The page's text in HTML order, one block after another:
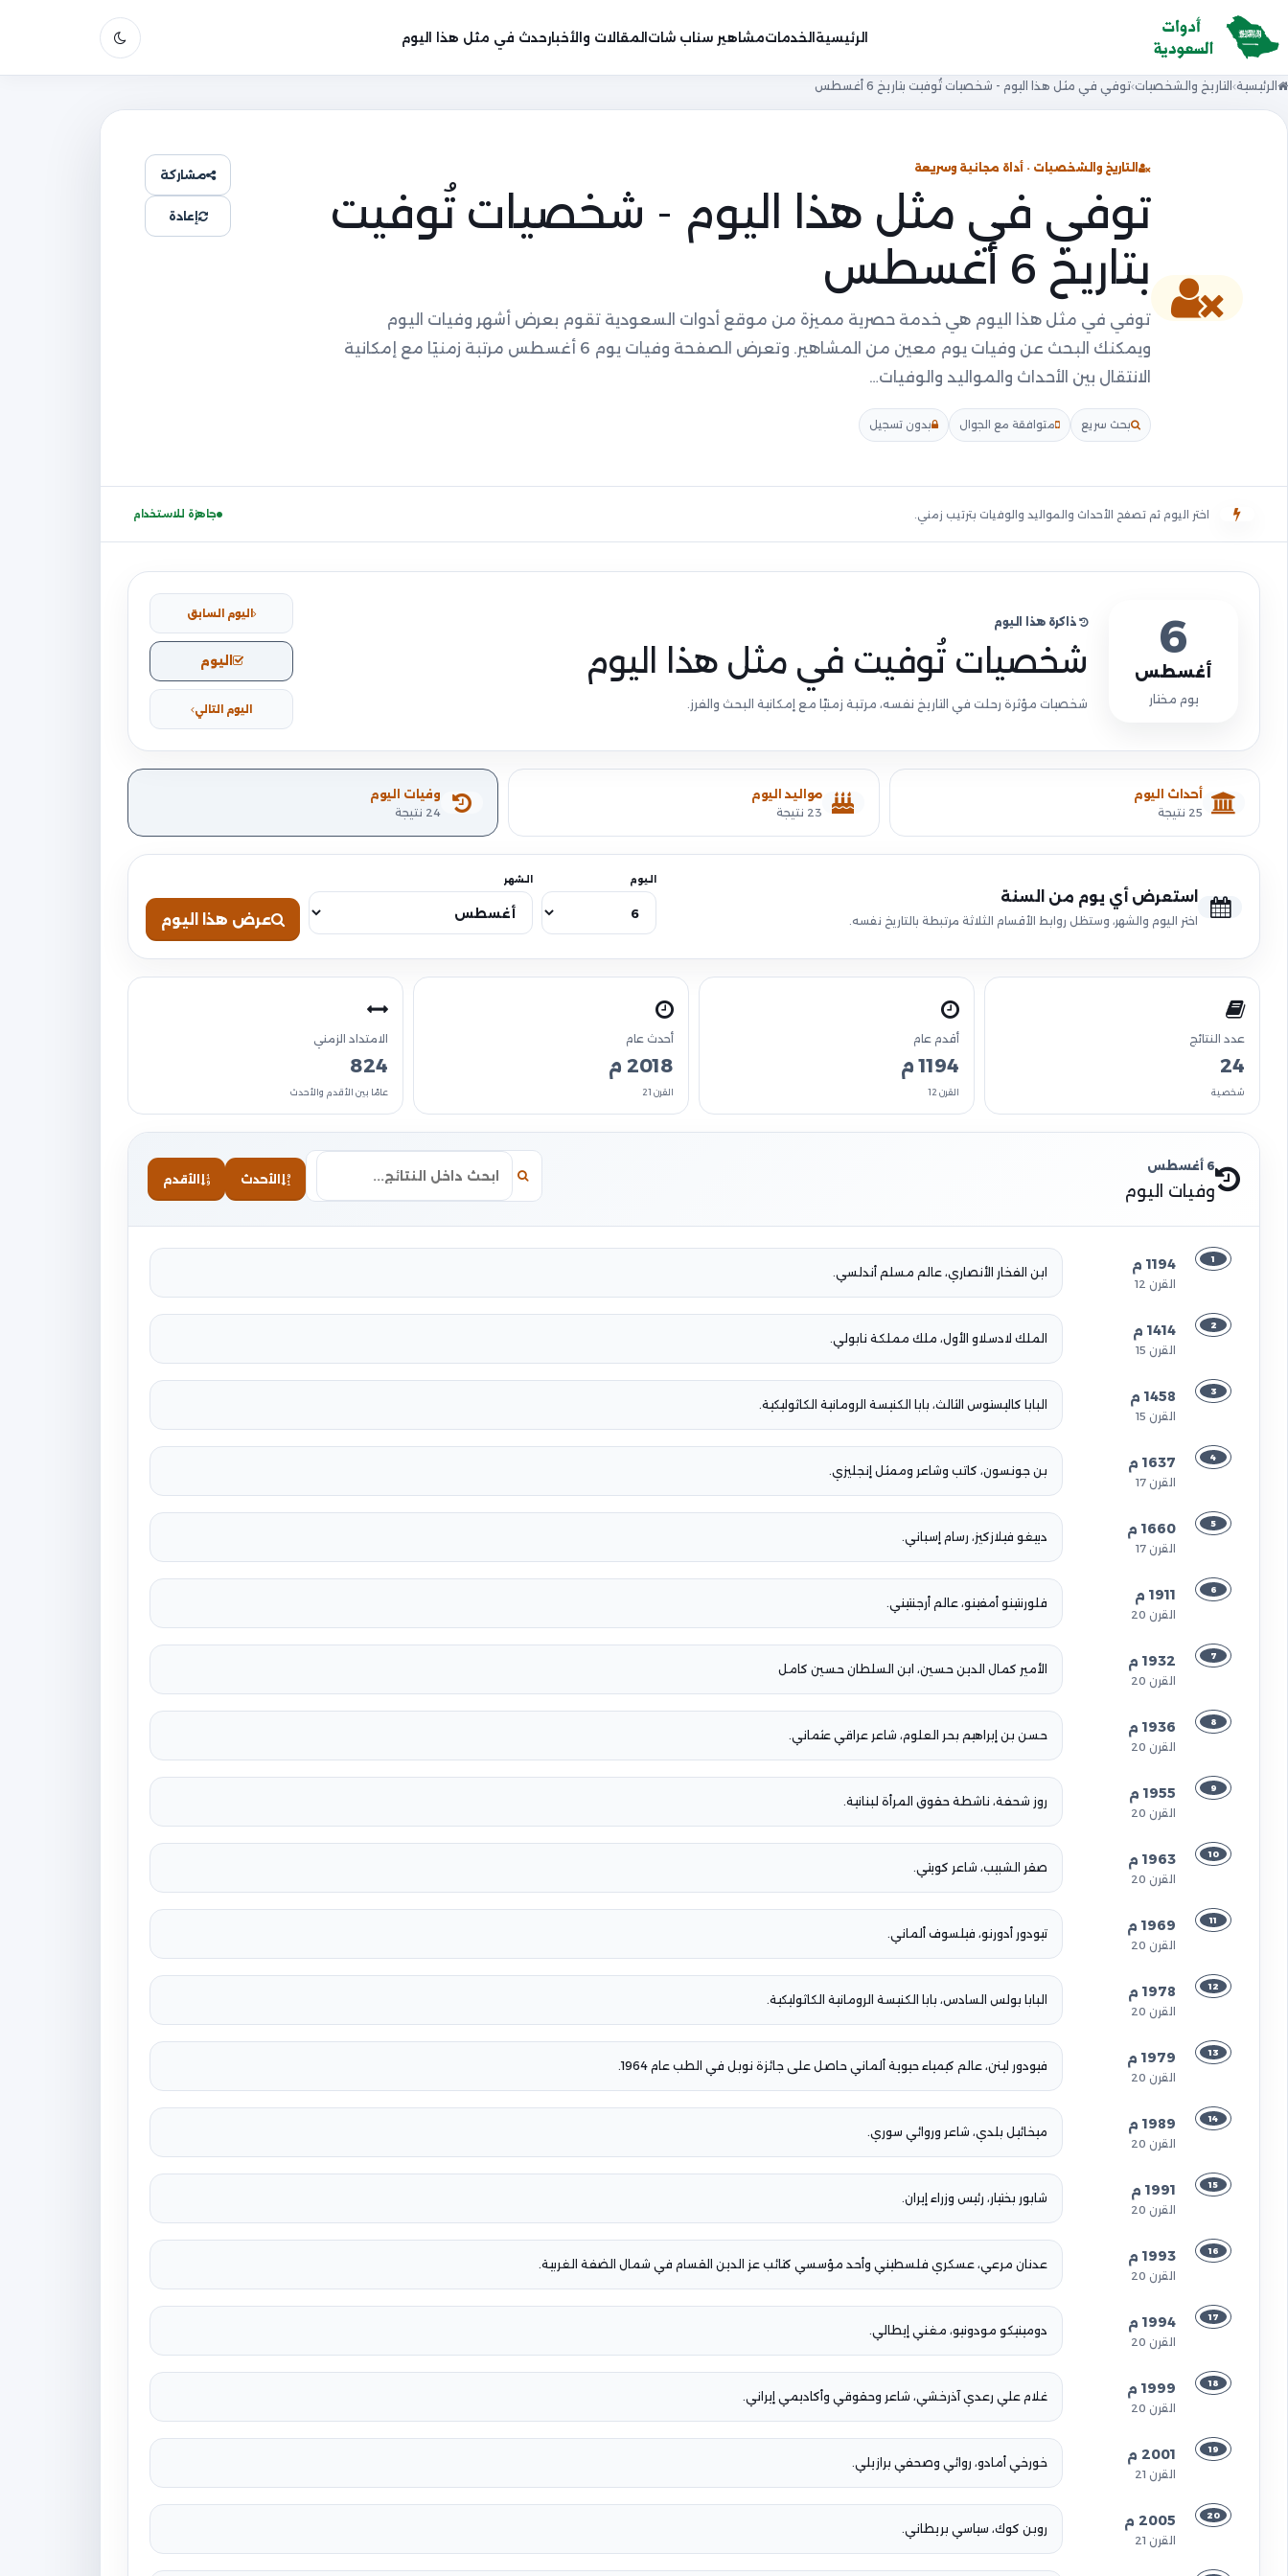
الرئيسية الخدماتمشاهير سناب شات المقالات والأخبارحدث في مثل هذا اليوم
الرئيسية التاريخ والشخصيات توفي في مثل هذا اليوم - شخصيات تُوفيت بتاريخ 6 أغسطس
التاريخ والشخصيات · أداة مجانية وسريعة
توفي في مثل هذا اليوم - شخصيات تُوفيت
بتاريخ 6 أغسطس
توفي في مثل هذا اليوم هي خدمة حصرية مميزة من موقع أدوات السعودية تقوم بعرض أشهر وفيات اليوم
ويمكنك البحث عن وفيات يوم معين من المشاهير. وتعرض الصفحة وفيات يوم 6 أغسطس مرتبة زمنيًا مع إمكانية
الانتقال بين الأحداث والمواليد والوفيات…
بحث سريع متوافقة مع الجوال بدون تسجيل
مشاركة
إعادة
اختر اليوم ثم تصفح الأحداث والمواليد والوفيات بترتيب زمني. جاهزة للاستخدام
6
أغسطس
يوم مختار
ذاكرة هذا اليوم
شخصيات تُوفيت في مثل هذا اليوم
شخصيات مؤثرة رحلت في التاريخ نفسه، مرتبة زمنيًا مع إمكانية البحث والفرز.
اليوم السابق
اليوم
اليوم التالي
أحداث اليوم
25 نتيجة
مواليد اليوم
23 نتيجة
وفيات اليوم
24 نتيجة
استعرض أي يوم من السنة
اختر اليوم والشهر، وستظل روابط الأقسام الثلاثة مرتبطة بالتاريخ نفسه.
اليوم الشهر
عرض هذا اليوم
عدد النتائج
24
شخصية
أقدم عام
1194 م
القرن 12
أحدث عام
2018 م
القرن 21
الامتداد الزمني
824
عامًا بين الأقدم والأحدث
6 أغسطس
وفيات اليوم
الأحدث الأقدم
1 1194 م
القرن 12
ابن الفخار الأنصاري، عالم مسلم أندلسي.
2 1414 م
القرن 15
الملك لادسلاو الأول، ملك مملكة نابولي.
3 1458 م
القرن 15
البابا كاليستوس الثالث، بابا الكنيسة الرومانية الكاثوليكية.
4 1637 م
القرن 17
بن جونسون، كاتب وشاعر وممثل إنجليزي.
5 1660 م
القرن 17
دييغو فيلازكيز، رسام إسباني.
6 1911 م
القرن 20
فلورنتينو أمفينو، عالم أرجنتيني.
7 1932 م
القرن 20
الأمير كمال الدين حسين، ابن السلطان حسين كامل
8 1936 م
القرن 20
حسن بن إبراهيم بحر العلوم، شاعر عراقي عثماني.
9 1955 م
القرن 20
روز شحفة، ناشطة حقوق المرأة لبنانية.
10 1963 م
القرن 20
صقر الشبيب، شاعر كويتي.
11 1969 م
القرن 20
تيودور أدورنو، فيلسوف ألماني.
12 1978 م
القرن 20
البابا بولس السادس، بابا الكنيسة الرومانية الكاثوليكية.
13 1979 م
القرن 20
فيودور لينن، عالم كيمياء حيوية ألماني حاصل على جائزة نوبل في الطب عام 1964.
14 1989 م
القرن 20
ميخائيل بلدي، شاعر وروائي سوري.
15 1991 م
القرن 20
شابور بختيار، رئيس وزراء إيران.
16 1993 م
القرن 20
عدنان مرعي، عسكري فلسطيني وأحد مؤسسي كتائب عز الدين القسام في شمال الضفة الغربية.
17 1994 م
القرن 20
دومينيكو مودونيو، مغني إيطالي.
18 1999 م
القرن 20
غلام علي رعدي آذرخشي، شاعر وحقوقي وأكاديمي إيراني.
19 2001 م
القرن 21
خورخي أمادو، روائي وصحفي برازيلي.
20 2005 م
القرن 21
روبن كوك، سياسي بريطاني.